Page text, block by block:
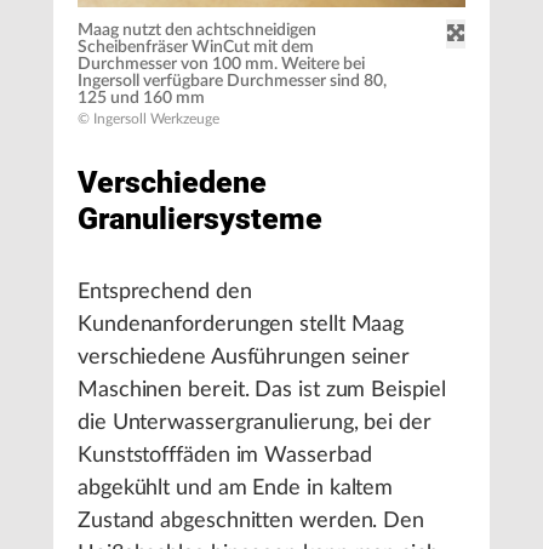
Maag nutzt den achtschneidigen
Scheibenfräser WinCut mit dem
Durchmesser von 100 mm. Weitere bei
Ingersoll verfügbare Durchmesser sind 80,
125 und 160 mm
© Ingersoll Werkzeuge
Verschiedene
Granuliersysteme
Entsprechend den
Kundenanforderungen stellt Maag
verschiedene Ausführungen seiner
Maschinen bereit. Das ist zum Beispiel
die Unterwassergranulierung, bei der
Kunststofffäden im Wasserbad
abgekühlt und am Ende in kaltem
Zustand abgeschnitten werden. Den